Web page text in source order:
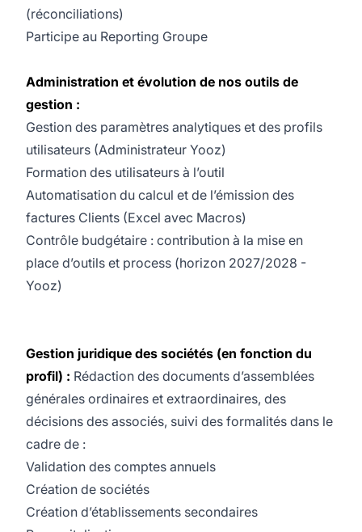
(réconciliations)
Participe au Reporting Groupe
Administration et évolution de nos outils de
gestion :
Gestion des paramètres analytiques et des profils
utilisateurs (Administrateur Yooz)
Formation des utilisateurs à l’outil
Automatisation du calcul et de l’émission des
factures Clients (Excel avec Macros)
Contrôle budgétaire : contribution à la mise en
place d’outils et process (horizon 2027/2028 -
Yooz)
Gestion juridique des sociétés (en fonction du
profil) : Rédaction des documents d’assemblées
générales ordinaires et extraordinaires, des
décisions des associés, suivi des formalités dans le
cadre de :
Validation des comptes annuels
Création de sociétés
Création d’établissements secondaires